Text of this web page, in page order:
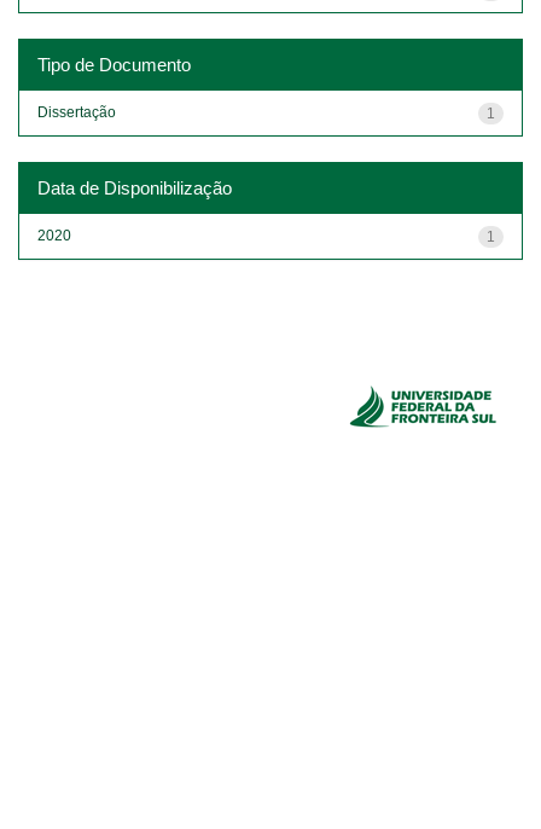
Tipo de Documento
1
Dissertação
Data de Disponibilização
1
2020